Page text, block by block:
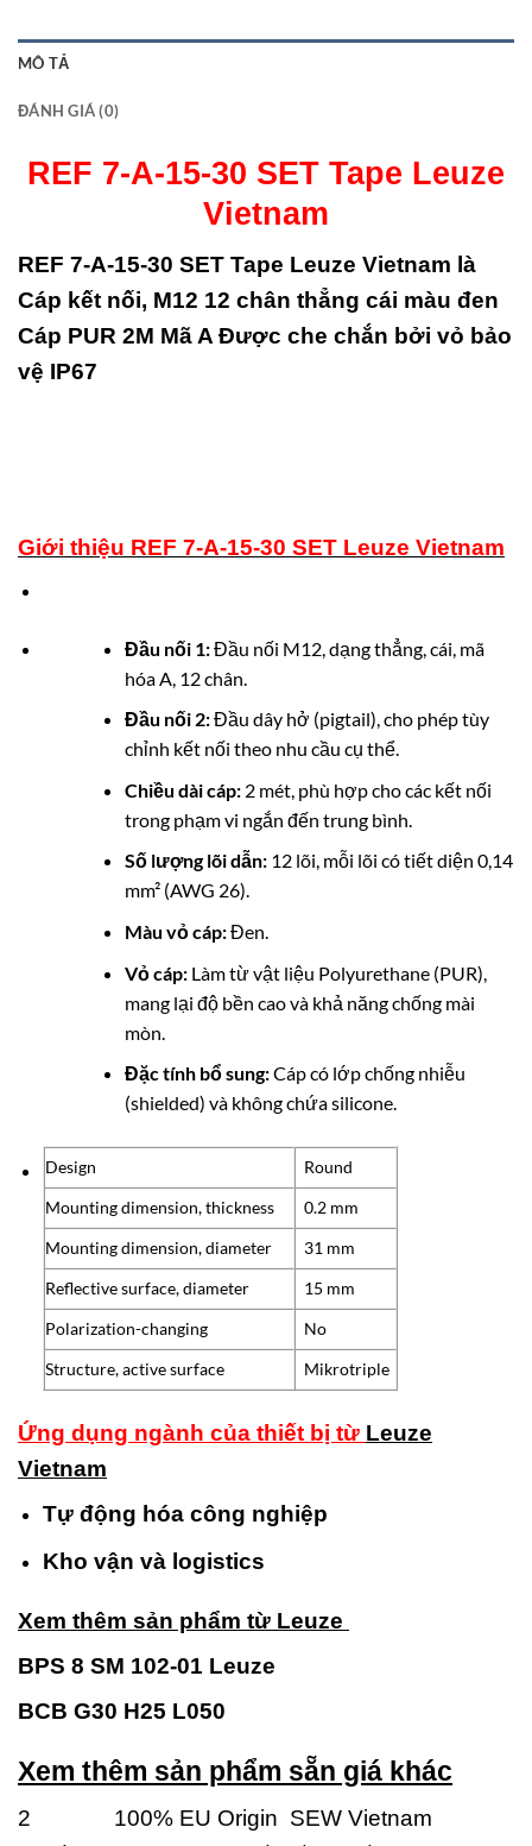
MÔ TẢ
ĐÁNH GIÁ (0)
REF 7-A-15-30 SET Tape Leuze
Vietnam
REF 7-A-15-30 SET Tape Leuze Vietnam là
Cáp kết nối, M12 12 chân thẳng cái màu đen
Cáp PUR 2M Mã A Được che chắn bởi vỏ bảo
vệ IP67
Giới thiệu REF 7-A-15-30 SET Leuze Vietnam
Đầu nối 1:Đầu nối M12, dạng thẳng, cái, mã
hóa A, 12 chân.
Đầu nối 2:Đầu dây hở (pigtail), cho phép tùy
chỉnh kết nối theo nhu cầu cụ thể.
Chiều dài cáp:2 mét, phù hợp cho các kết nối
trong phạm vi ngắn đến trung bình.
Số lượng lõi dẫn:12 lõi, mỗi lõi có tiết diện 0,14
mm² (AWG 26).
Màu vỏ cáp:Đen.
Vỏ cáp:Làm từ vật liệu Polyurethane (PUR),
mang lại độ bền cao và khả năng chống mài
mòn.
Đặc tính bổ sung:Cáp có lớp chống nhiễu
(shielded) và không chứa silicone.
Design
Round
Mounting dimension, thickness
0.2 mm
Mounting dimension, diameter
31 mm
Reflective surface, diameter
15 mm
Polarization-changing
No
Structure, active surface
Mikrotriple
Ứng dụng ngành của thiết bị từ Leuze
Vietnam
Tự động hóa công nghiệp
Kho vận và logistics
Xem thêm sản phẩm từ Leuze
BPS 8 SM 102-01 Leuze
BCB G30 H25 L050
Xem thêm sản phẩm sẵn giá khác
2 100% EU Origin SEW Vietnam